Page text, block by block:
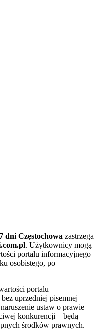
dni Częstochowa zastrzega
. Użytkownicy mogą
portalu informacyjnego
osobistego, po
portalu
uprzedniej pisemnej
ustaw o prawie
konkurencji – będą
środków prawnych.